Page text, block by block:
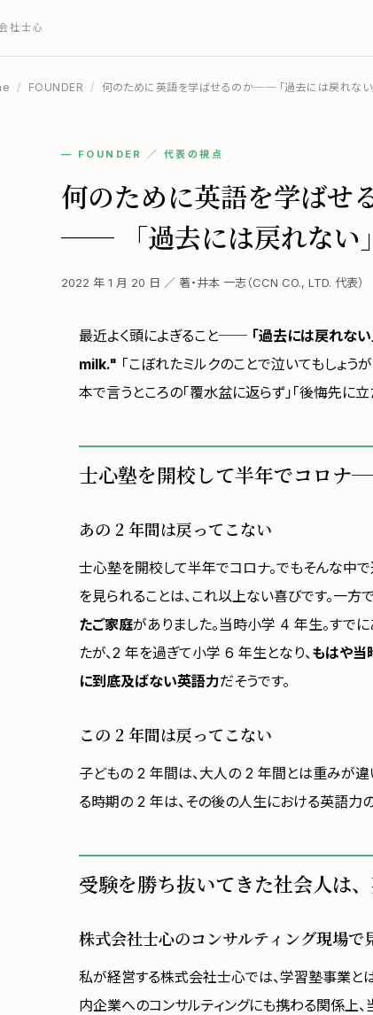
社士心
/ FOUNDER / 何のために英語を学ばせるのか── 「過去には戻れない
— FOUNDER ／ 代表の視点
何のために英語を学ばせ
── 「過去には戻れない
2022 年 1 月 20 日 ／ 著・井本 一志（CCN CO., LTD. 代表）
最近よく頭によぎること── 「過去には戻れない
milk." 「こぼれたミルクのことで泣いてもしょう
本で言うところの「覆水盆に返らず」「後悔先に立
士心塾を開校して半年でコロナ
あの 2 年間は戻ってこない
士心塾を開校して半年でコロナ。でもそんな中
を見られることは、これ以上ない喜びです。一方で
たご家庭がありました。当時小学 4 年生。すで
たが、2 年を過ぎて小学 6 年生となり、もはや当
に到底及ばない英語力だそうです。
この 2 年間は戻ってこない
子どもの 2 年間は、大人の 2 年間とは重みが違
る時期の 2 年は、その後の人生における英語力
受験を勝ち抜いてきた社会人は
株式会社士心のコンサルティング現場で
私が経営する株式会社士心では、学習塾事業と
内企業へのコンサルティングにも携わる関係上